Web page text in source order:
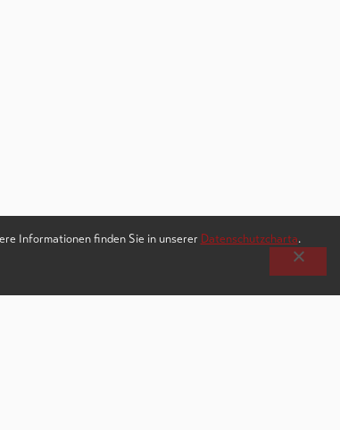
Informationen finden Sie in unserer Datenschutzcharta.